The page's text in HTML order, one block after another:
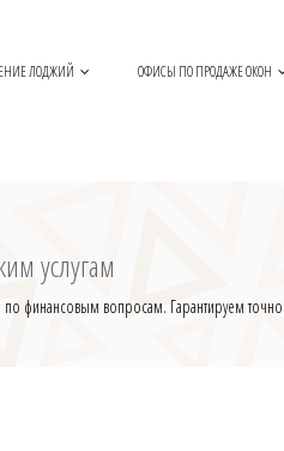
ЛОДЖИЙ ОФИСЫ ПО ПРОДАЖЕ ОКОН
услугам
по финансовым вопросам. Гарантируем